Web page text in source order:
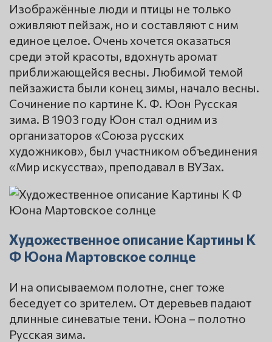
Изображённые люди и птицы не только
оживляют пейзаж, но и составляют с ним
единое целое. Очень хочется оказаться
среди этой красоты, вдохнуть аромат
приближающейся весны. Любимой темой
пейзажиста были конец зимы, начало весны.
Сочинение по картине К. Ф. Юон Русская
зима. В 1903 году Юон стал одним из
организаторов «Союза русских
художников», был участником объединения
«Мир искусства», преподавал в ВУЗах.
Художественное описание Картины К
Ф Юона Мартовское солнце
И на описываемом полотне, снег тоже
беседует со зрителем. От деревьев падают
длинные синеватые тени. Юона – полотно
Русская зима.